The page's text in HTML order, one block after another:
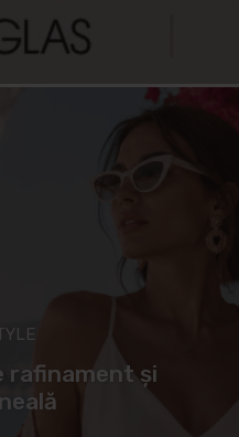
rafinament și